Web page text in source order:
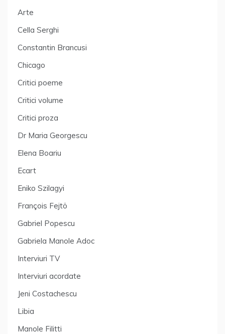
Arte
Cella Serghi
Constantin Brancusi
Chicago
Critici poeme
Critici volume
Critici proza
Dr Maria Georgescu
Elena Boariu
Ecart
Eniko Szilagyi
François Fejtö
Gabriel Popescu
Gabriela Manole Adoc
Interviuri TV
Interviuri acordate
Jeni Costachescu
Libia
Manole Filitti